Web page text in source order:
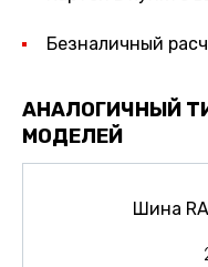
Безналичный
АНАЛОГИЧНЫЙ
МОДЕЛЕЙ
Шина